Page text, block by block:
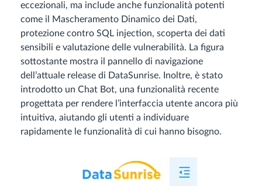
eccezionali, ma include anche funzionalità potenti
come il Mascheramento Dinamico dei Dati,
protezione contro SQL injection, scoperta dei dati
sensibili e valutazione delle vulnerabilità. La figura
sottostante mostra il pannello di navigazione
dell’attuale release di DataSunrise. Inoltre, è stato
introdotto un Chat Bot, una funzionalità recente
progettata per rendere l’interfaccia utente ancora più
intuitiva, aiutando gli utenti a individuare
rapidamente le funzionalità di cui hanno bisogno.